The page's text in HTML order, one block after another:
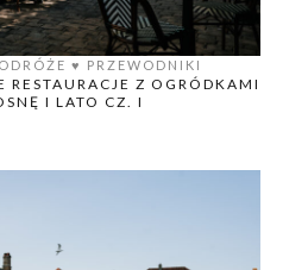
♥️ PRZEWODNIKI
RESTAURACJE Z OGRÓDKAMI
I LATO CZ. I